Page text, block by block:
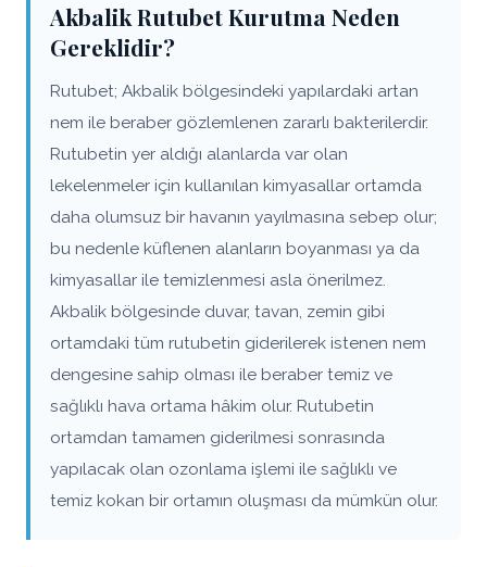
Akbalik Rutubet Kurutma Neden
Gereklidir?
Rutubet; Akbalik bölgesindeki yapılardaki artan
nem ile beraber gözlemlenen zararlı bakterilerdir.
Rutubetin yer aldığı alanlarda var olan
lekelenmeler için kullanılan kimyasallar ortamda
daha olumsuz bir havanın yayılmasına sebep olur;
bu nedenle küflenen alanların boyanması ya da
kimyasallar ile temizlenmesi asla önerilmez.
Akbalik bölgesinde duvar, tavan, zemin gibi
ortamdaki tüm rutubetin giderilerek istenen nem
dengesine sahip olması ile beraber temiz ve
sağlıklı hava ortama hâkim olur. Rutubetin
ortamdan tamamen giderilmesi sonrasında
yapılacak olan ozonlama işlemi ile sağlıklı ve
temiz kokan bir ortamın oluşması da mümkün olur.